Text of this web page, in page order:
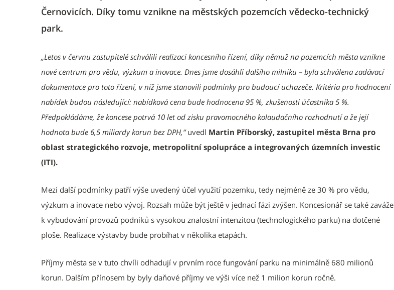
Černovicích. Díky tomu vznikne na městských pozemcích vědecko-technický
park.
„Letos v červnu zastupitelé schválili realizaci koncesního řízení, díky němuž na pozemcích města vznikne
nové centrum pro vědu, výzkum a inovace. Dnes jsme dosáhli dalšího milníku – byla schválena zadávací
dokumentace pro toto řízení, v níž jsme stanovili podmínky pro budoucí uchazeče. Kritéria pro hodnocení
nabídek budou následující: nabídková cena bude hodnocena 95 %, zkušenosti účastníka 5 %.
Předpokládáme, že koncese potrvá 10 let od zisku pravomocného kolaudačního rozhodnutí a že její
hodnota bude 6,5 miliardy korun bez DPH,“uvedl Martin Příborský, zastupitel města Brna pro
oblast strategického rozvoje, metropolitní spolupráce a integrovaných územních investic
(ITI).
Mezi další podmínky patří výše uvedený účel využití pozemku, tedy nejméně ze 30 % pro vědu,
výzkum a inovace nebo vývoj. Rozsah může být ještě v jednací fázi zvýšen. Koncesionář se také zaváže
k vybudování provozů podniků s vysokou znalostní intenzitou (technologického parku) na dotčené
ploše. Realizace výstavby bude probíhat v několika etapách.
Příjmy města se v tuto chvíli odhadují v prvním roce fungování parku na minimálně 680 milionů
korun. Dalším přínosem by byly daňové příjmy ve výši více než 1 milion korun ročně.